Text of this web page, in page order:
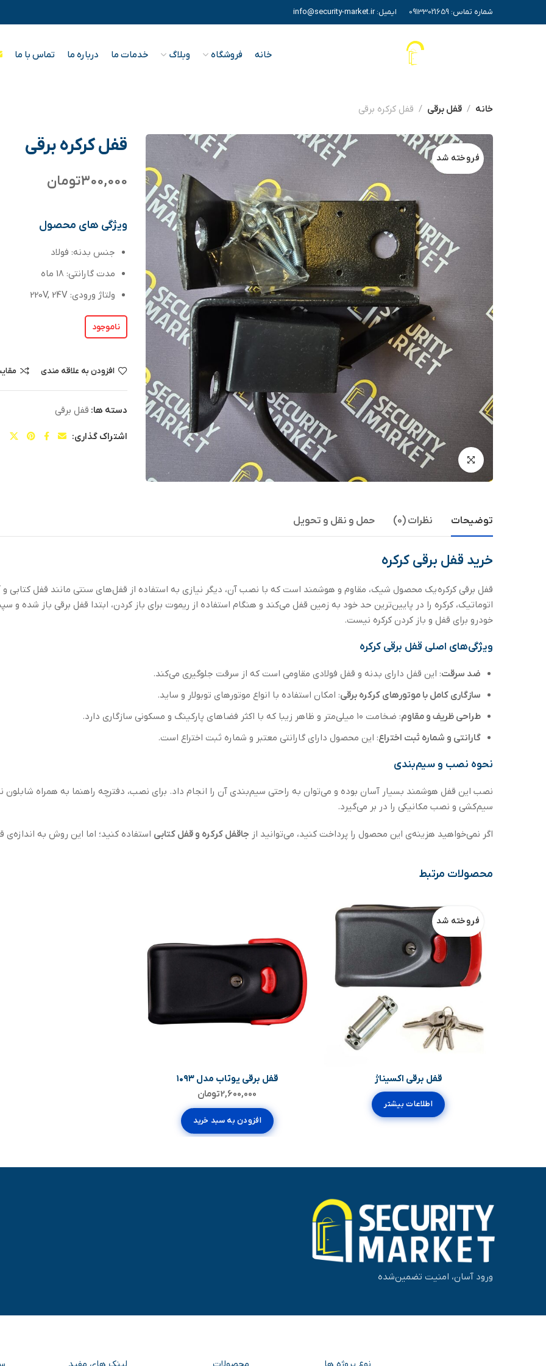
شماره تماس: 09133021659 ایمیل:info@security-market.ir
خانه فروشگاه وبلاگ خدمات ما درباره ما تماس با ما
خانه قفل برقی قفل کرکره برقی
فروخته شد
قفل کرکره برقی
300,000تومان
ویژگی های محصول
جنس بدنه: فولاد
مدت گارانتی: 18 ماه
ولتاژ ورودی: 220V, 24V
ناموجود
افزودن به علاقه مندی
دسته ها: قفل برقی
اشتراک گذاری:
توضیحات نظرات (0) حمل و نقل و تحویل
خرید قفل برقی کرکره
قفل برقی کرکره یک محصول شیک، مقاوم و هوشمند است که با نصب آن، دیگر نیازی به استفاده از قفل‌های سنتی مانند قفل کتابی
اتوماتیک، کرکره را در پایین‌ترین حد خود به زمین قفل می‌کند و هنگام استفاده از ریموت برای باز کردن، ابتدا قفل برقی باز شده و
خودرو برای قفل و باز کردن کرکره نیست.
ویژگی‌های اصلی قفل برقی کرکره
ضد سرقت: این قفل دارای بدنه و قفل فولادی مقاومی است که از سرقت جلوگیری می‌کند.
سازگاری کامل با موتورهای کرکره برقی: امکان استفاده با انواع موتورهای توبولار و ساید.
طراحی ظریف و مقاوم: ضخامت ۱۰ میلی‌متر و ظاهر زیبا که با اکثر فضاهای پارکینگ و مسکونی سازگاری دارد.
گارانتی و شماره ثبت اختراع: این محصول دارای گارانتی معتبر و شماره ثبت اختراع است.
نحوه نصب و سیم‌بندی
نصب این قفل هوشمند بسیار آسان بوده و می‌توان به راحتی سیم‌بندی آن را انجام داد. برای نصب، دفترچه راهنما به همراه
سیم‌کشی و نصب مکانیکی را در بر می‌گیرد.
اگر نمی‌خواهید هزینه‌ی این محصول را پرداخت کنید، می‌توانید از جاقفل کرکره و قفل کتابی استفاده کنید؛ اما این روش به
محصولات مرتبط
فروخته شد
قفل برقی اکسیناژ
اطلاعات بیشتر
قفل برقی یوتاب مدل ۱۰۹۳
2,600,000تومان
افزودن به سبد خرید
ورود آسان، امنیت تضمین‌شده